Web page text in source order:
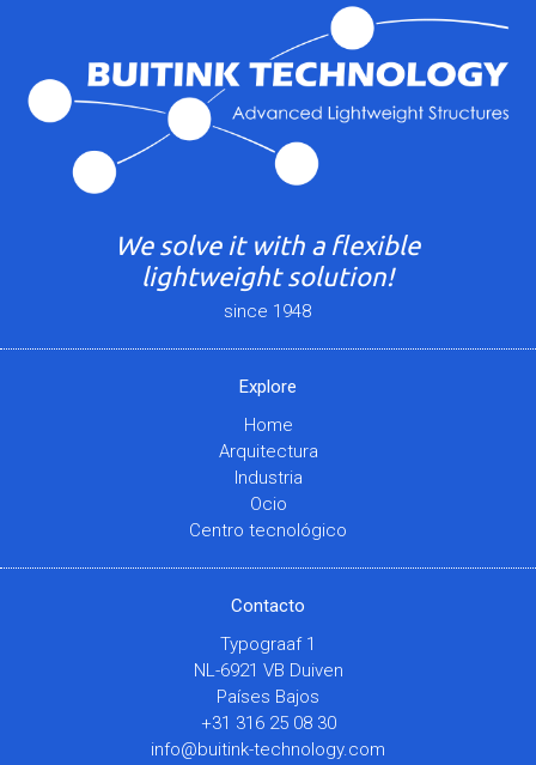
We solve it with a flexible
lightweight solution!
since 1948
Explore
Home
Arquitectura
Industria
Ocio
Centro tecnológico
Contacto
Typograaf 1
NL-6921 VB Duiven
Países Bajos
+31 316 25 08 30
info@buitink-technology.com